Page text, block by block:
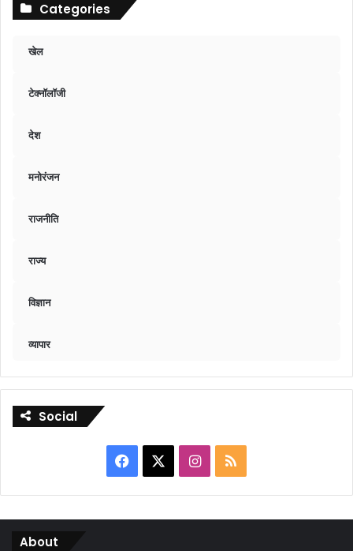
Categories
खेल
टेक्नॉलॉजी
देश
मनोरंजन
राजनीति
राज्य
विज्ञान
व्यापार
Social
Facebook Instagram
RSS
About